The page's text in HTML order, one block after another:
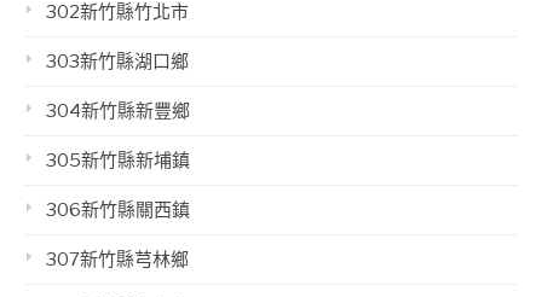
302新竹縣竹北市
303新竹縣湖口鄉
304新竹縣新豐鄉
305新竹縣新埔鎮
306新竹縣關西鎮
307新竹縣芎林鄉